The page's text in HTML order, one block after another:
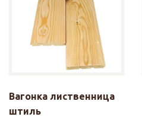
Вагонка лиственница
штиль